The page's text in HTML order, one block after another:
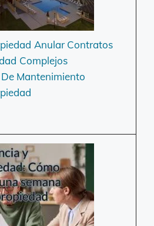
Anular Contratos
Complejos
Mantenimiento